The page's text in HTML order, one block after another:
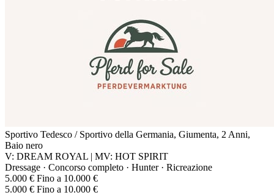
Sportivo Tedesco / Sportivo della Germania, Giumenta, 2 Anni,
Baio nero
V: DREAM ROYAL | MV: HOT SPIRIT
Dressage · Concorso completo · Hunter · Ricreazione
5.000 € Fino a 10.000 €
5.000 € Fino a 10.000 €